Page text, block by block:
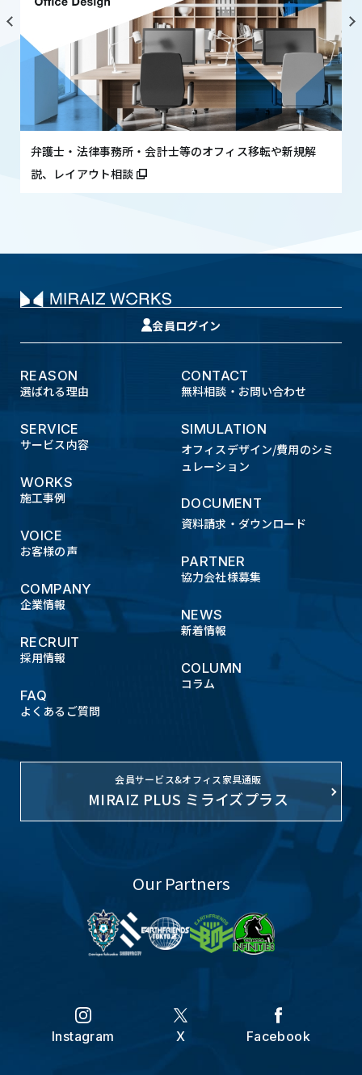
4.cookieについて
当社ウェブサイトは、お客さまに一層便利にご利
用いただくために、一部のページで「Cookie」と
いう技術を使用しています。Cookieにより、ウェ
ブサイトはお客さまのコンピュータを識別するこ
とができるようになりますが、お客さまのお名
個人を特定可能な情報を取得することは一切あり
ません。お客さまは、ご利用いただくブラウザの
ることができます。お客さまがCookieの受け取り
ただけますが、一部機能がご利用になれない場合
5.セキュリティについて
当社のウェブサイトでは、お客様の個人情報を安
Layer）」という暗号化通信技術を使用しておりま
す。SSLに対応したブラウザを使用することで、お
客様の個人情報を自動的に暗号化して送受信して
います。但し、SSLに対応していないブラウザをご
使用の場合は、該当ページにアクセスできない、
情報の入力ができない等の場合がありますのでご
6.開示・訂正・停止について
当社は、当社が保有する個人情報について、お客
さまご本人からの開示・訂正などのご請求があっ
た場合は、適切に対応いたします。ご請求の方法は
当ウェブサイト内のお問い合わせフォームより問
7.法令・規範の遵守および安全管理措置
当社は、個人情報の取り扱いにおいて適用される
法令、その他規範を遵守いたします。 また、個人
情報の正確性及び安全性を確保するため、情報セ
じ、個人情報への不正アクセス、または個人情報
の紛失、破壊、改ざん、漏えいなどの予防に努め
は、当ウェブサイト内のお問い合わせフォームよ
り問い合わせください。
弁護士・法律事務所・会計士等のオフィス移転や新規解
説、レイアウト相談
会員ログイン
REASON
選ばれる理由
SERVICE
サービス内容
WORKS
施工事例
VOICE
お客様の声
COMPANY
企業情報
RECRUIT
採用情報
FAQ
よくあるご質問
CONTACT
無料相談・お問い合わせ
SIMULATION
オフィスデザイン/費用のシミ
ュレーション
DOCUMENT
資料請求・ダウンロード
PARTNER
協力会社様募集
NEWS
新着情報
COLUMN
コラム
会員サービス&オフィス家具通販
MIRAIZ PLUS ミライズプラス
Our Partners
Instagram X Facebook